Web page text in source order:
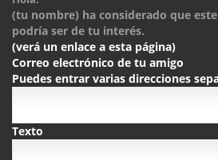
(tu nombre) ha considerado que
podría ser de tu interés.
(verá un enlace a esta página)
Correo electrónico de tu amigo
Puedes entrar varias direcciones
Texto